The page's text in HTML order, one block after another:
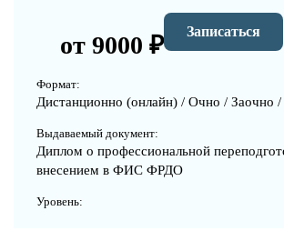
от 9000 ₽ Записаться
Формат:
Дистанционно (онлайн) / Очно / Заочно /
Выдаваемый документ:
Диплом о профессиональной
внесением в ФИС ФРДО
Уровень: